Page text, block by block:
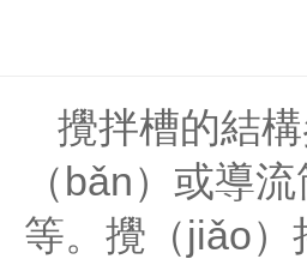
攪拌槽的結
（bǎn）或導
等。攪（jiǎo